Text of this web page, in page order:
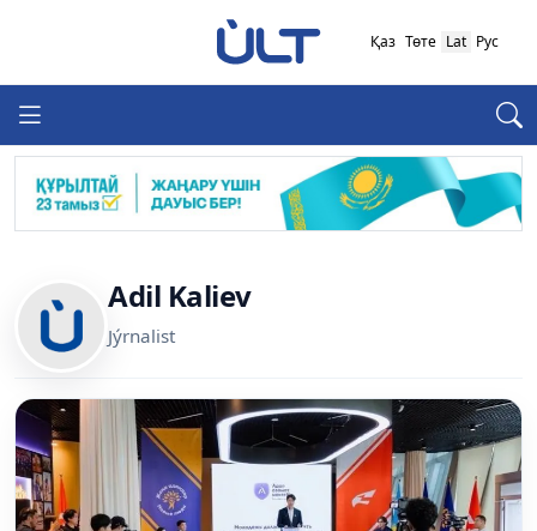
Қаз Төте Lat Рус
Adil Kaliev
Jýrnalist